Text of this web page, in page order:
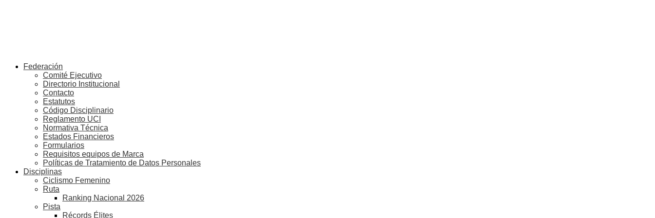
Federación
Comité Ejecutivo
Directorio Institucional
Contacto
Estatutos
Código Disciplinario
Reglamento UCI
Normativa Técnica
Estados Financieros
Formularios
Requisitos equipos de Marca
Políticas de Tratamiento de Datos Personales
Disciplinas
Ciclismo Femenino
Ruta
Ranking Nacional 2026
Pista
Récords Élites